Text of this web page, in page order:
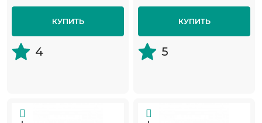
КУПИТЬ
4
КУПИТЬ
5